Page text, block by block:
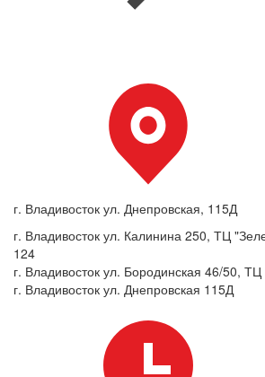
г. Владивосток ул. Днепровская, 115Д
г. Владивосток ул. Калинина 250, ТЦ
124
г. Владивосток ул. Бородинская 46/50,
г. Владивосток ул. Днепровская 115Д